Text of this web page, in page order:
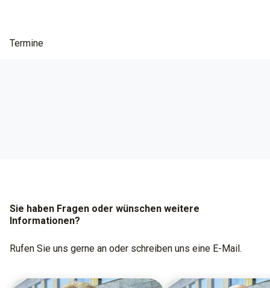
Termine
Sie haben Fragen oder wünschen weitere
Informationen?
Rufen Sie uns gerne an oder schreiben uns eine E-Mail.